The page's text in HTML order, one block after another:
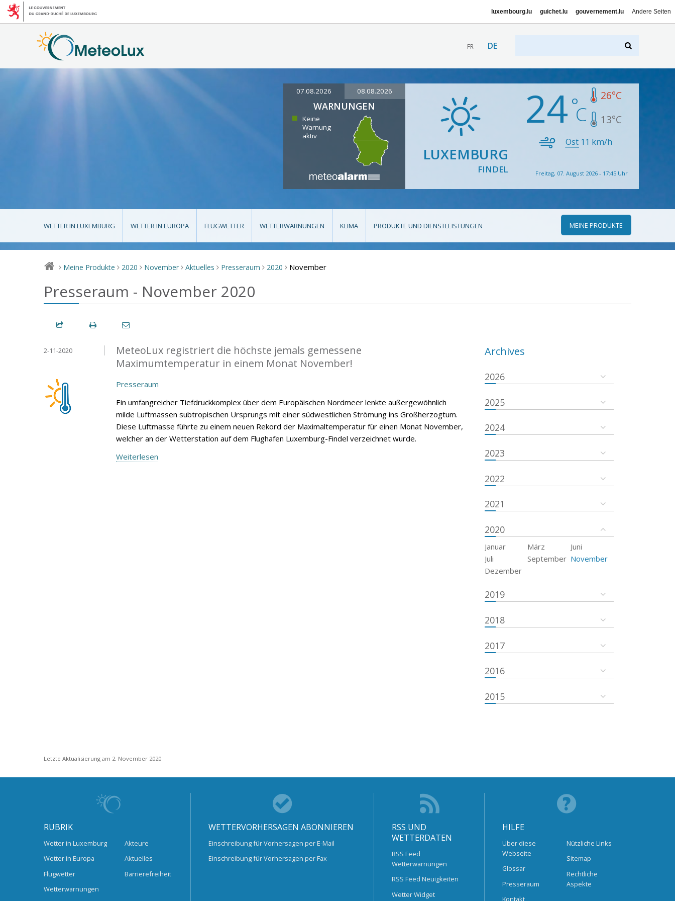
luxembourg.lu guichet.lu gouvernement.lu Andere Seiten
FR DE
07.08.2026 08.08.2026
WARNUNGEN
Keine
Warnung
aktiv
LUXEMBURG
FINDEL
24 26°C
13°C
Ost 11 km/h
Freitag, 07. August 2026 - 17:45 Uhr
WETTER IN LUXEMBURG WETTER IN EUROPA FLUGWETTER WETTERWARNUNGEN KLIMA PRODUKTE UND DIENSTLEISTUNGEN MEINE PRODUKTE
> Meine Produkte > 2020 > November > Aktuelles > Presseraum > 2020 > November
Presseraum - November 2020
MeteoLux registriert die höchste jemals gemessene
Maximumtemperatur in einem Monat November!
2-11-2020
Presseraum
Ein umfangreicher Tiefdruckkomplex über dem Europäischen Nordmeer lenkte außergewöhnlich
milde Luftmassen subtropischen Ursprungs mit einer südwestlichen Strömung ins Großherzogtum.
Diese Luftmasse führte zu einem neuen Rekord der Maximaltemperatur für einen Monat November,
welcher an der Wetterstation auf dem Flughafen Luxemburg-Findel verzeichnet wurde.
Weiterlesen
Archives
2026
2025
2024
2023
2022
2021
2020
Januar März
Juni
Juli
September November
Dezember
2019
2018
2017
2016
2015
Letzte Aktualisierung am 2. November 2020
RUBRIK
Wetter in Luxemburg
Wetter in Europa
Flugwetter
Wetterwarnungen
Akteure
Aktuelles
Barrierefreiheit
WETTERVORHERSAGEN ABONNIEREN
Einschreibung für Vorhersagen per E-Mail
Einschreibung für Vorhersagen per Fax
RSS UND
WETTERDATEN
RSS Feed
Wetterwarnungen
RSS Feed Neuigkeiten
Wetter Widget
HILFE
Über diese
Webseite
Glossar
Presseraum
Kontakt
Nützliche Links
Sitemap
Rechtliche
Aspekte